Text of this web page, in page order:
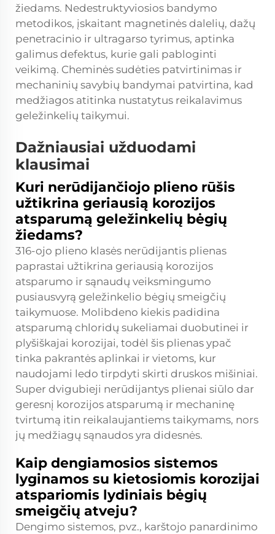
žiedams. Nedestruktyviosios bandymo
metodikos, įskaitant magnetinės dalelių, dažų
penetracinio ir ultragarso tyrimus, aptinka
galimus defektus, kurie gali pabloginti
veikimą. Cheminės sudėties patvirtinimas ir
mechaninių savybių bandymai patvirtina, kad
medžiagos atitinka nustatytus reikalavimus
geležinkelių taikymui.
Dažniausiai užduodami
klausimai
Kuri nerūdijančiojo plieno rūšis
užtikrina geriausią korozijos
atsparumą geležinkelių bėgių
žiedams?
316-ojo plieno klasės nerūdijantis plienas
paprastai užtikrina geriausią korozijos
atsparumo ir sąnaudų veiksmingumo
pusiausvyrą geležinkelio bėgių smeigčių
taikymuose. Molibdeno kiekis padidina
atsparumą chloridų sukeliamai duobutinei ir
plyšiškajai korozijai, todėl šis plienas ypač
tinka pakrantės aplinkai ir vietoms, kur
naudojami ledo tirpdyti skirti druskos mišiniai.
Super dvigubieji nerūdijantys plienai siūlo dar
geresnį korozijos atsparumą ir mechaninę
tvirtumą itin reikalaujantiems taikymams, nors
jų medžiagų sąnaudos yra didesnės.
Kaip dengiamosios sistemos
lyginamos su kietosiomis korozijai
atspariomis lydiniais bėgių
smeigčių atveju?
Dengimo sistemos, pvz., karštojo panardinimo